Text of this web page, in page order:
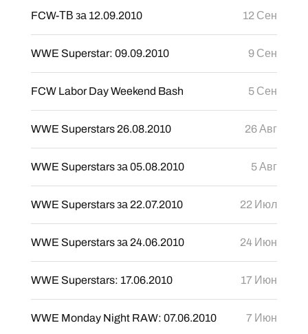
FCW-ТВ за 12.09.2010 12 Сен
WWE Superstar: 09.09.2010 9 Сен
FCW Labor Day Weekend Bash 5 Сен
WWE Superstars 26.08.2010 26 Авг
WWE Superstars за 05.08.2010 5 Авг
WWE Superstars за 22.07.2010 22 Июл
WWE Superstars за 24.06.2010 24 Июн
WWE Superstars: 17.06.2010 17 Июн
WWE Monday Night RAW: 07.06.2010 7 Июн